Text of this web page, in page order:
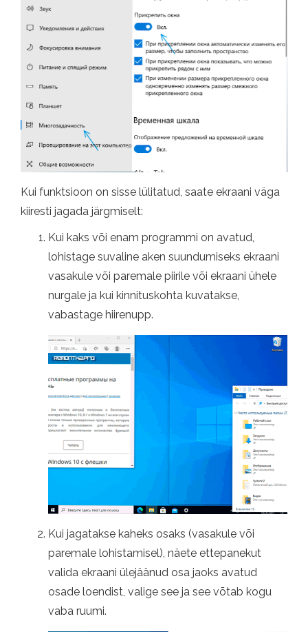
Kui funktsioon on sisse lülitatud, saate ekraani väga
kiiresti jagada järgmiselt:
Kui kaks või enam programmi on avatud,
lohistage suvaline aken suundumiseks ekraani
vasakule või paremale piirile või ekraani ühele
nurgale ja kui kinnituskohta kuvatakse,
vabastage hiirenupp.
Kui jagatakse kaheks osaks (vasakule või
paremale lohistamisel), näete ettepanekut
valida ekraani ülejäänud osa jaoks avatud
osade loendist, valige see ja see võtab kogu
vaba ruumi.